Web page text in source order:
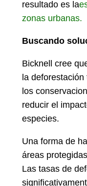
resultado es la
zonas urbanas.
Buscando
Bicknell cree
la
los
reducir el
especies.
Una forma de
áreas
Las tasas de